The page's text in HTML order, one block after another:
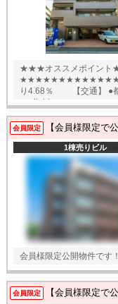
★★★オススメポイント
り4.68％ 【交通】 ●都電荒川線「早稲田」駅徒歩5分 English
available
会員限定 【会員様限定で
1棟売りビル
会員様限定公開物件です
会員限定 【会員様限定で